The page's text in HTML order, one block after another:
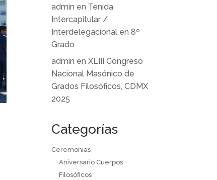
admin en Tenida
Intercapitular /
Interdelegacional en 8º
Grado
admin enXLIII Congreso
Nacional Masónico de
Grados Filosóficos, CDMX
2025
Categorías
Ceremonias
Aniversario Cuerpos
Filosóficos